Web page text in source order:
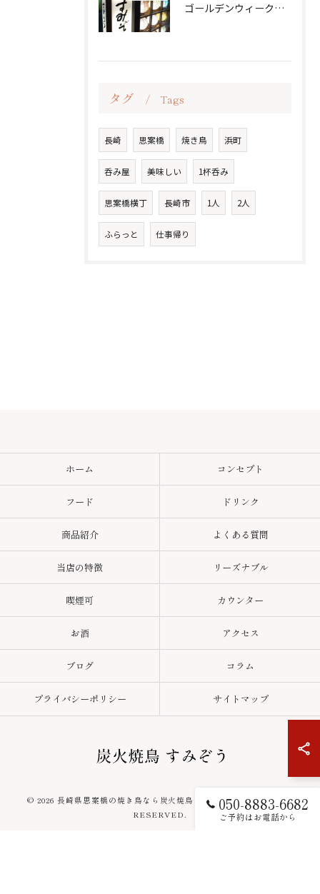
ゴールデンウィークも終わり、少し落ち着いた日常が戻ってきまし...
タグ Tags
長崎 思案橋 焼き鳥 浜町
呑み屋 美味しい 1杯呑み
思案橋横丁 長崎市 1人 2人
ふらっと 仕事帰り
050-8883-6682
ご予約はお電話から
ホーム コンセプト
フード ドリンク
商品紹介 よくある質問
当店の特徴 リーズナブル
喫煙可 カウンター
お酒 アクセス
ブログ コラム
プライバシーポリシー サイトマップ
© 2026 長崎県思案橋の焼き鳥なら炭火焼鳥 すみぞう ALL RIGHTS
RESERVED.